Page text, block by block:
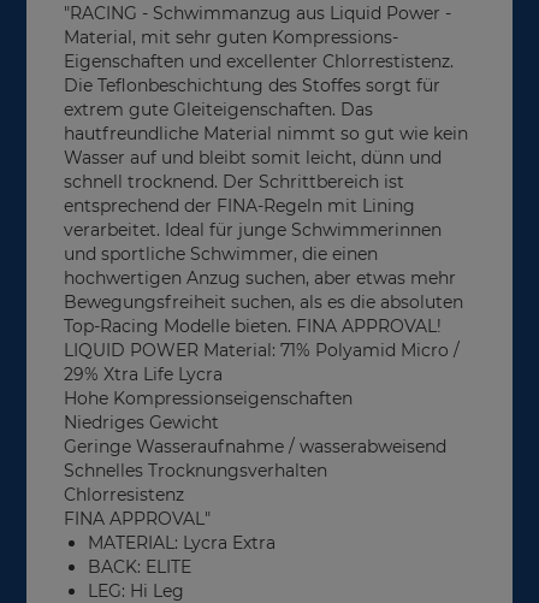
"RACING - Schwimmanzug aus Liquid Power -
Material, mit sehr guten Kompressions-
Eigenschaften und excellenter Chlorrestistenz.
Die Teflonbeschichtung des Stoffes sorgt für
extrem gute Gleiteigenschaften. Das
hautfreundliche Material nimmt so gut wie kein
Wasser auf und bleibt somit leicht, dünn und
schnell trocknend. Der Schrittbereich ist
entsprechend der FINA-Regeln mit Lining
verarbeitet. Ideal für junge Schwimmerinnen
und sportliche Schwimmer, die einen
hochwertigen Anzug suchen, aber etwas mehr
Bewegungsfreiheit suchen, als es die absoluten
Top-Racing Modelle bieten. FINA APPROVAL!
LIQUID POWER Material: 71% Polyamid Micro /
29% Xtra Life Lycra
Hohe Kompressionseigenschaften
Niedriges Gewicht
Geringe Wasseraufnahme / wasserabweisend
Schnelles Trocknungsverhalten
Chlorresistenz
FINA APPROVAL"
MATERIAL: Lycra Extra
BACK: ELITE
LEG: Hi Leg